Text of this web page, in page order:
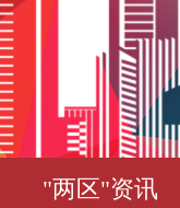
"两区"资讯